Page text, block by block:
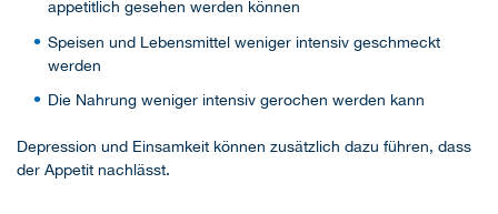
appetitlich gesehen werden können
Speisen und Lebensmittel weniger intensiv geschmeckt
werden
Die Nahrung weniger intensiv gerochen werden kann
Depression und Einsamkeit können zusätzlich dazu führen, dass
der Appetit nachlässt.